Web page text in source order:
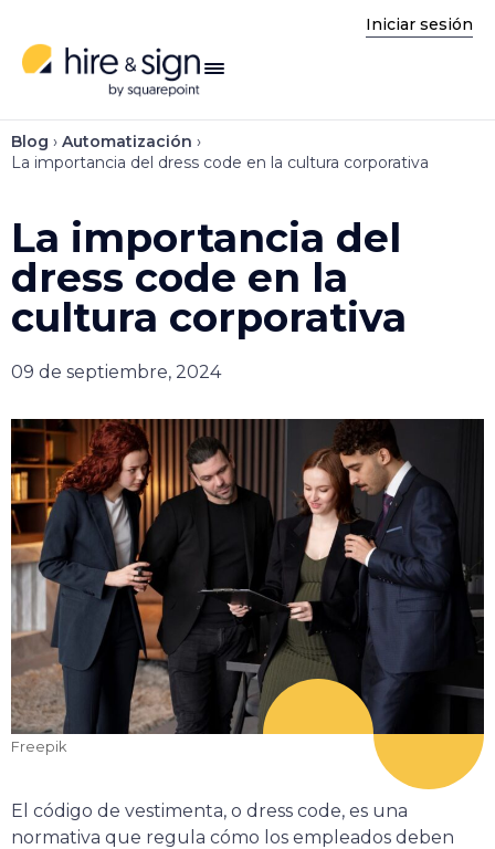
Iniciar sesión
Blog › Automatización ›
La importancia del dress code en la cultura corporativa
La importancia del
dress code en la
cultura corporativa
09 de septiembre, 2024
Freepik
El código de vestimenta, o dress code, es una
normativa que regula cómo los empleados deben